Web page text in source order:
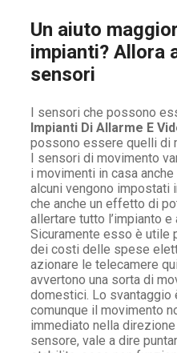
Un aiuto
impianti? Allora
sensori
I sensori che possono
Impianti Di Allarme E
possono essere quelli di
I sensori di movimento
i movimenti in casa
alcuni vengono impostati
che anche un effetto di
allertare tutto l’impianto
Sicuramente esso è utile
dei costi delle spese
azionare le telecamere
avvertono una sorta di
domestici. Lo svantaggio
comunque il movimento
immediato nella
sensore, vale a dire